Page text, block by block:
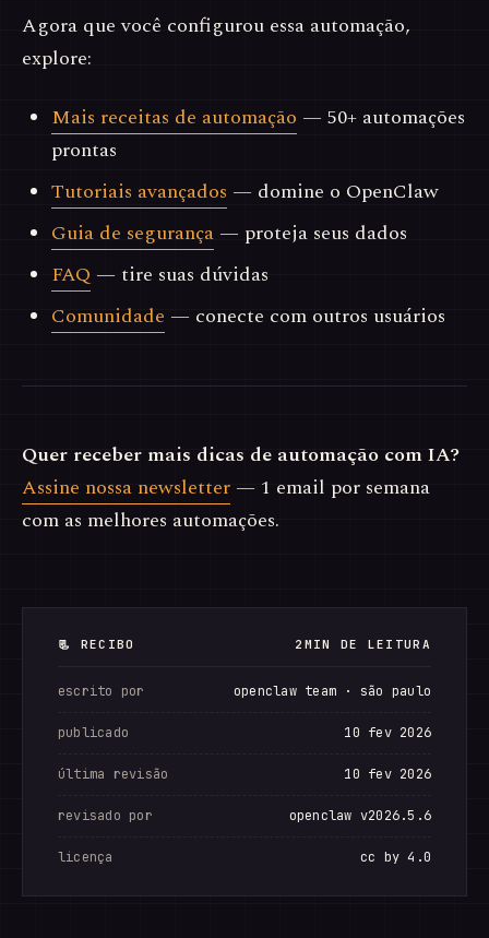
Agora que você configurou essa automação,
explore:
Mais receitas de automação — 50+ automações
prontas
Tutoriais avançados — domine o OpenClaw
Guia de segurança — proteja seus dados
FAQ — tire suas dúvidas
Comunidade — conecte com outros usuários
Quer receber mais dicas de automação com IA?
Assine nossa newsletter — 1 email por semana
com as melhores automações.
📃 RECIBO 2MIN DE LEITURA
escrito por openclaw team · são paulo
publicado 10 fev 2026
última revisão 10 fev 2026
revisado por openclaw v2026.5.6
licença cc by 4.0